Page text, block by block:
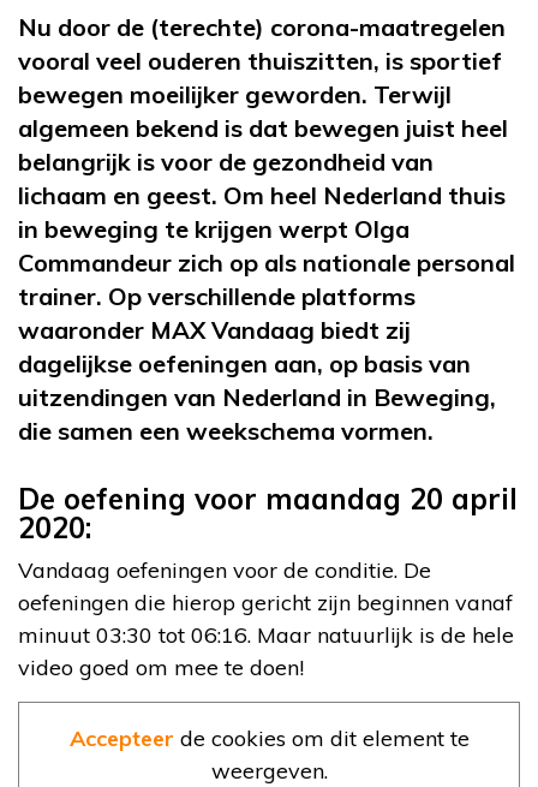
Nu door de (terechte) corona-maatregelen
vooral veel ouderen thuiszitten, is sportief
bewegen moeilijker geworden. Terwijl
algemeen bekend is dat bewegen juist heel
belangrijk is voor de gezondheid van
lichaam en geest. Om heel Nederland thuis
in beweging te krijgen werpt Olga
Commandeur zich op als nationale personal
trainer. Op verschillende platforms
waaronder MAX Vandaag biedt zij
dagelijkse oefeningen aan, op basis van
uitzendingen van Nederland in Beweging,
die samen een weekschema vormen.
De oefening voor maandag 20 april
2020:
Vandaag oefeningen voor de conditie. De
oefeningen die hierop gericht zijn beginnen vanaf
minuut 03:30 tot 06:16. Maar natuurlijk is de hele
video goed om mee te doen!
Accepteer de cookies om dit element te
weergeven.